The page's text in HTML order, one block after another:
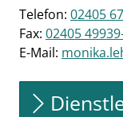
Telefon: 02405
Fax: 02405
E-Mail: